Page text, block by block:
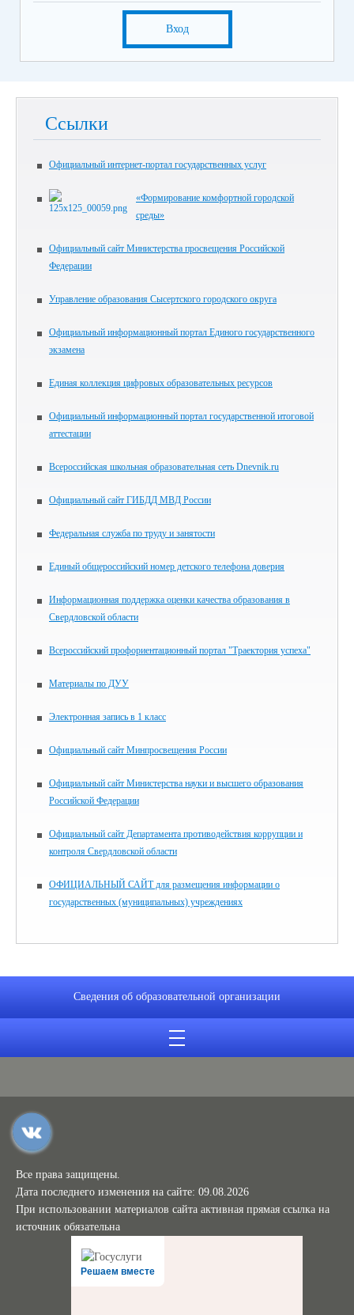
Вход
Ссылки
Официальный интернет-портал государственных услуг
«Формирование комфортной городской
среды»
Официальный сайт Министерства просвещения Российской
Федерации
Управление образования Сысертского городского округа
Официальный информационный портал Единого государственного
экзамена
Единая коллекция цифровых образовательных ресурсов
Официальный информационный портал государственной итоговой
аттестации
Всероссийская школьная образовательная сеть Dnevnik.ru
Официальный сайт ГИБДД МВД России
Федеральная служба по труду и занятости
Единый общероссийский номер детского телефона доверия
Информационная поддержка оценки качества образования в
Свердловской области
Всероссийский профориентационный портал "Траектория успеха"
Материалы по ДУУ
Электронная запись в 1 класс
Официальный сайт Минпросвещения России
Официальный сайт Министерства науки и высшего образования
Российской Федерации
Официальный сайт Департамента противодействия коррупции и
контроля Свердловской области
ОФИЦИАЛЬНЫЙ САЙТ для размещения информации о
государственных (муниципальных) учреждениях
Сведения об образовательной организации
Все права защищены.
Дата последнего изменения на сайте: 09.08.2026
При использовании материалов сайта активная прямая ссылка на
источник обязательна
Решаем вместе